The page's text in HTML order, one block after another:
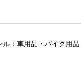
：車用品・バイク用品